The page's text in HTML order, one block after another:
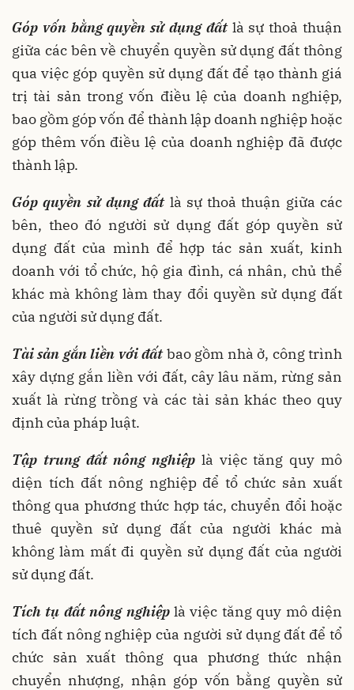
Góp vốn bằng quyền sử dụng đấtlà sự thoả thuận
giữa các bên về chuyển quyền sử dụng đất thông
qua việc góp quyền sử dụng đất để tạo thành giá
trị tài sản trong vốn điều lệ của doanh nghiệp,
bao gồm góp vốn để thành lập doanh nghiệp hoặc
góp thêm vốn điều lệ của doanh nghiệp đã được
thành lập.
Góp quyền sử dụng đấtlà sự thoả thuận giữa các
bên, theo đó người sử dụng đất góp quyền sử
dụng đất của mình để hợp tác sản xuất, kinh
doanh với tổ chức, hộ gia đình, cá nhân, chủ thể
khác mà không làm thay đổi quyền sử dụng đất
của người sử dụng đất.
Tài sản gắn liền với đấtbao gồm nhà ở, công trình
xây dựng gắn liền với đất, cây lâu năm, rừng sản
xuất là rừng trồng và các tài sản khác theo quy
định của pháp luật.
Tập trung đất nông nghiệp là việc tăng quy mô
diện tích đất nông nghiệp để tổ chức sản xuất
thông qua phương thức hợp tác, chuyển đổi hoặc
thuê quyền sử dụng đất của người khác mà
không làm mất đi quyền sử dụng đất của người
sử dụng đất.
Tích tụ đất nông nghiệplà việc tăng quy mô diện
tích đất nông nghiệp của người sử dụng đất để tổ
chức sản xuất thông qua phương thức nhận
chuyển nhượng, nhận góp vốn bằng quyền sử